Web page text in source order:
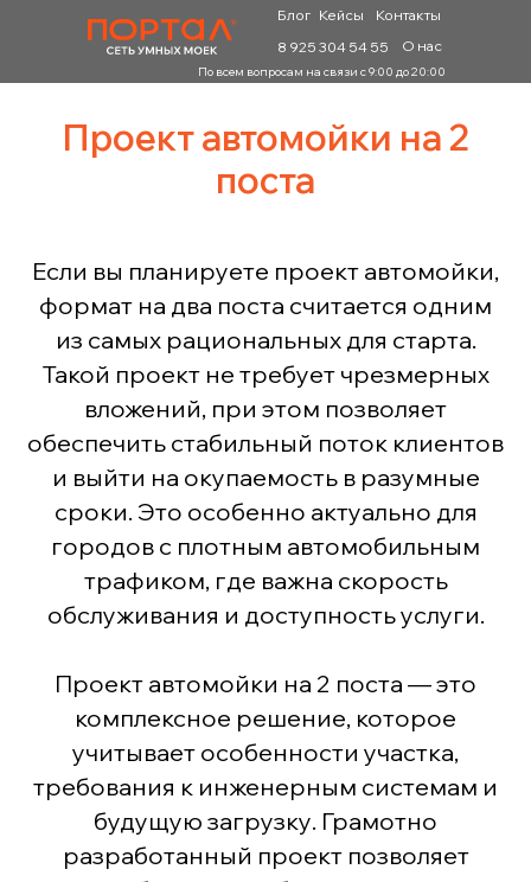
8 925 304 54 55 О нас
Контакты
Блог Кейсы
По всем вопросам на связи с 9:00 до 20:00
Проект автомойки на 2
поста
Если вы планируете проект автомойки,
формат на два поста считается одним
из самых рациональных для старта.
Такой проект не требует чрезмерных
вложений, при этом позволяет
обеспечить стабильный поток клиентов
и выйти на окупаемость в разумные
сроки. Это особенно актуально для
городов с плотным автомобильным
трафиком, где важна скорость
обслуживания и доступность услуги.
Проект автомойки на 2 поста — это
комплексное решение, которое
учитывает особенности участка,
требования к инженерным системам и
будущую загрузку. Грамотно
разработанный проект позволяет